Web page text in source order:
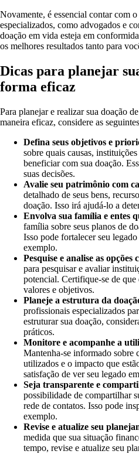
Novamente, é essencial contar com
especializados, como advogados e
doação em vida esteja em
os melhores resultados tanto para
Dicas para planejar
forma eficaz
Para planejar e realizar sua doação
maneira eficaz, considere as
Defina seus objetivos e
sobre quais causas,
beneficiar com sua doação.
suas decisões.
Avalie seu patrimônio com
detalhado de seus bens,
doação. Isso irá ajudá-lo a
Envolva sua família e entes
família sobre seus planos de
Isso pode fortalecer seu
exemplo.
Pesquise e analise as opções
para pesquisar e avaliar
potencial. Certifique-se de que
valores e objetivos.
Planeje a estrutura da
profissionais especializados
estruturar sua doação,
práticos.
Monitore e acompanhe a
Mantenha-se informado sobre
utilizados e o impacto que
satisfação de ver seu legado
Seja transparente e
possibilidade de compartilhar
rede de contatos. Isso pode
exemplo.
Revise e atualize seu
medida que sua situação
tempo, revise e atualize seu